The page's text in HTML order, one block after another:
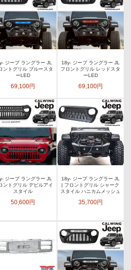
ジープ ラングラー JL
ントグリル ブルースタ
ーLED
69,100円
18y- ジープ ラングラー JL
フロントグリル レッドスタ
ーLED
69,100円
ジープ ラングラー JL
ントグリル デビルアイ
スタイル
50,600円
18y- ジープ ラングラー JL
| フロントグリル シャーク
スタイル ハニカムメッシュ
35,700円